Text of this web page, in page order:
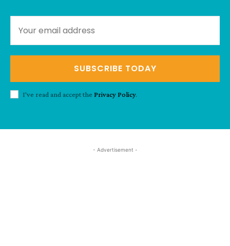
SUBSCRIBE TODAY
I've read and accept the Privacy Policy.
- Advertisement -